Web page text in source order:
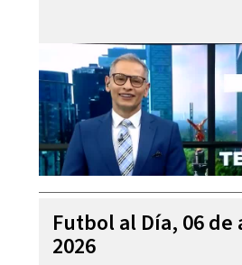
Futbol al Día, 06 de
2026